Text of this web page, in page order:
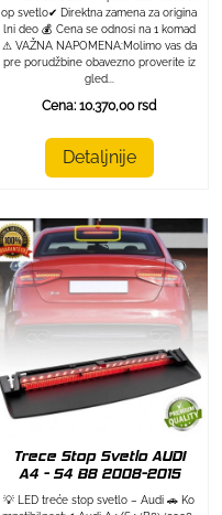
op svetlo✔ Direktna zamena za origina
lni deo 💰 Cena se odnosi na 1 komad
⚠ VAŽNA NAPOMENA:Molimo vas da
pre porudžbine obavezno proverite iz
gled...
Cena: 10.370,00 rsd
Detaljnije
Trece Stop Svetlo AUDI
A4 - S4 B8 2008-2015
💡 LED treće stop svetlo – Audi 🚗 Ko